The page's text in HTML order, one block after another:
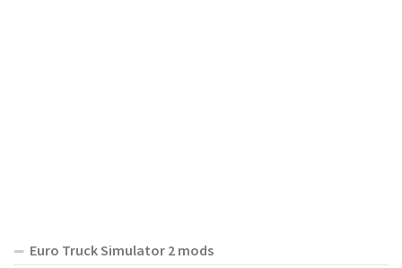
Euro Truck Simulator 2 mods